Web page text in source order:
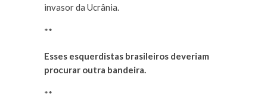
invasor da Ucrânia.
**
Esses esquerdistas brasileiros deveriam
procurar outra bandeira.
**